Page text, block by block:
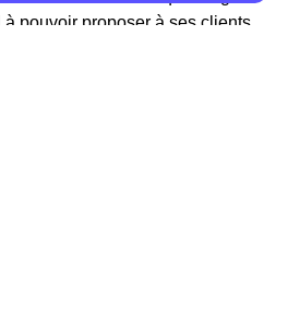
pouvoir proposer à ses clients